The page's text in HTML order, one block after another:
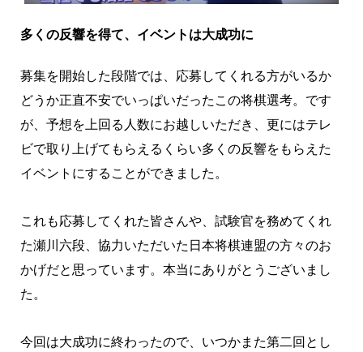
多くの反響を得て、イベントは大成功に
募集を開始した段階では、応募してくれる方がいるか
どうか正直不安でいっぱいだったこの将棋選考。です
が、予想を上回る人数にお越しいただき、更にはテレ
ビで取り上げてもらえるくらい多くの反響をもらえた
イベントにすることができました。
これも応募してくれた皆さんや、試験官を務めてくれ
た瀬川六段、協力いただいた日本将棋連盟の方々のお
かげだと思っています。本当にありがとうございまし
た。
今回は大成功に終わったので、いつかまた第二回とし